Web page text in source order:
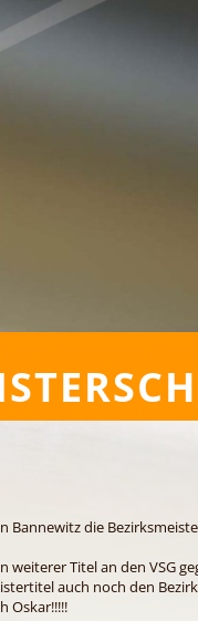
Bannewitz die
Titel an den VSG
auch noch den
Oskar!!!!!